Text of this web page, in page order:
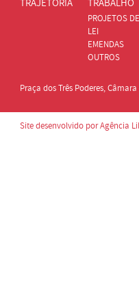
TRAJETÓRIA TRABALHO
PROJETOS DE
LEI
EMENDAS
OUTROS
Praça dos Três Poderes,
Site desenvolvido por Agência